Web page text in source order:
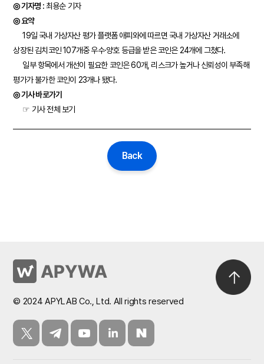
◎ 기자명 :최용순 기자
◎ 요약
19일 국내 가상자산 평가 플랫폼 애피와에 따르면 국내 가상자산 거래소에
상장된 김치코인 107개중 우수·양호 등급을 받은 코인은 24개에 그쳤다.
일부 항목에서 개선이 필요한 코인은 60개, 리스크가 높거나 신뢰성이 부족해
평가가 불가한 코인이 23개나 됐다.
◎ 기사 바로가기
☞ 기사 전체 보기
Back
© 2024 APYLAB Co., Ltd. All rights reserved